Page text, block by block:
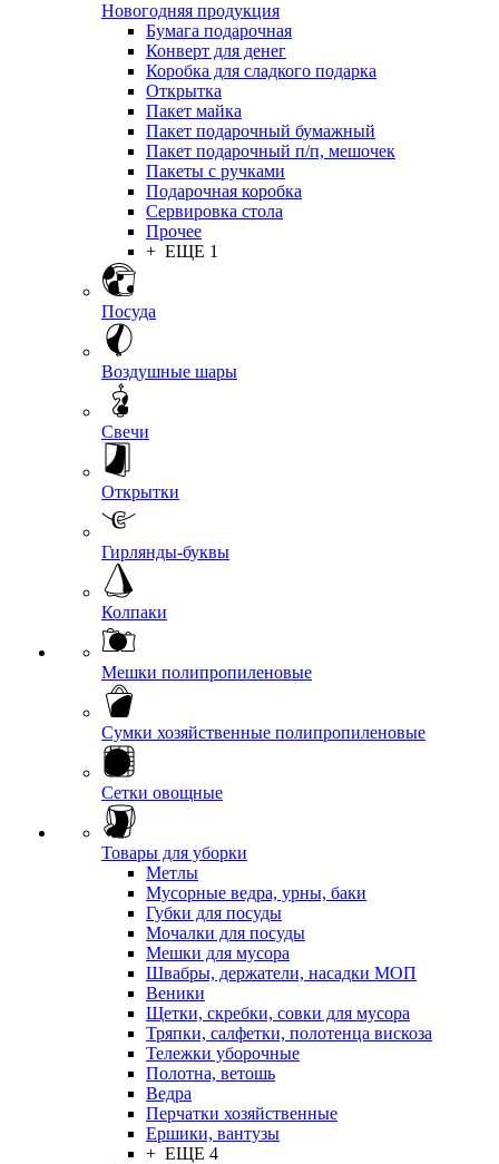
Новогодняя продукция
Бумага подарочная
Конверт для денег
Коробка для сладкого подарка
Открытка
Пакет майка
Пакет подарочный бумажный
Пакет подарочный п/п, мешочек
Пакеты с ручками
Подарочная коробка
Сервировка стола
Прочее
+ ЕЩЕ 1
Посуда
Воздушные шары
Свечи
Открытки
Гирлянды-буквы
Колпаки
Мешки полипропиленовые
Сумки хозяйственные полипропиленовые
Сетки овощные
Товары для уборки
Метлы
Мусорные ведра, урны, баки
Губки для посуды
Мочалки для посуды
Мешки для мусора
Швабры, держатели, насадки МОП
Веники
Щетки, скребки, совки для мусора
Тряпки, салфетки, полотенца вискоза
Тележки уборочные
Полотна, ветошь
Ведра
Перчатки хозяйственные
Ершики, вантузы
+ ЕЩЕ 4